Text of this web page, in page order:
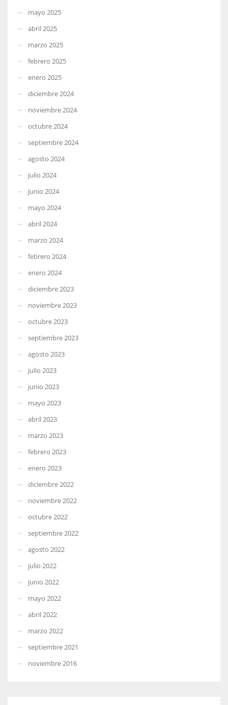
mayo 2025
abril 2025
marzo 2025
febrero 2025
enero 2025
diciembre 2024
noviembre 2024
octubre 2024
septiembre 2024
agosto 2024
julio 2024
junio 2024
mayo 2024
abril 2024
marzo 2024
febrero 2024
enero 2024
diciembre 2023
noviembre 2023
octubre 2023
septiembre 2023
agosto 2023
julio 2023
junio 2023
mayo 2023
abril 2023
marzo 2023
febrero 2023
enero 2023
diciembre 2022
noviembre 2022
octubre 2022
septiembre 2022
agosto 2022
julio 2022
junio 2022
mayo 2022
abril 2022
marzo 2022
septiembre 2021
noviembre 2016